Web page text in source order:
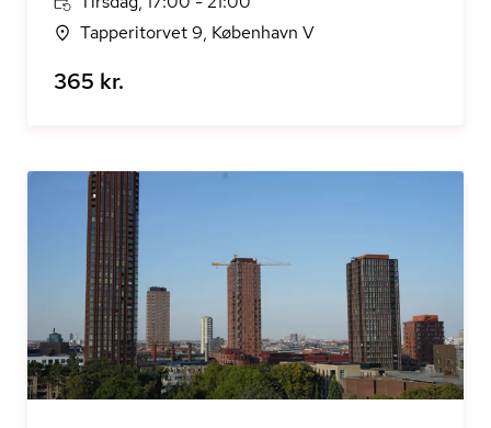
Tapperitorvet 9, København V
365 kr.